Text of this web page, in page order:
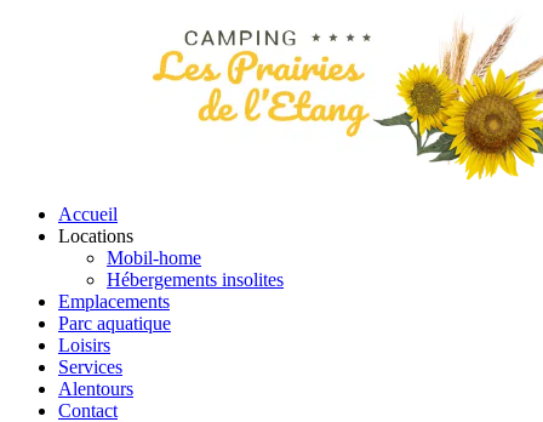
Accueil
Locations
Mobil-home
Hébergements insolites
Emplacements
Parc aquatique
Loisirs
Services
Alentours
Contact